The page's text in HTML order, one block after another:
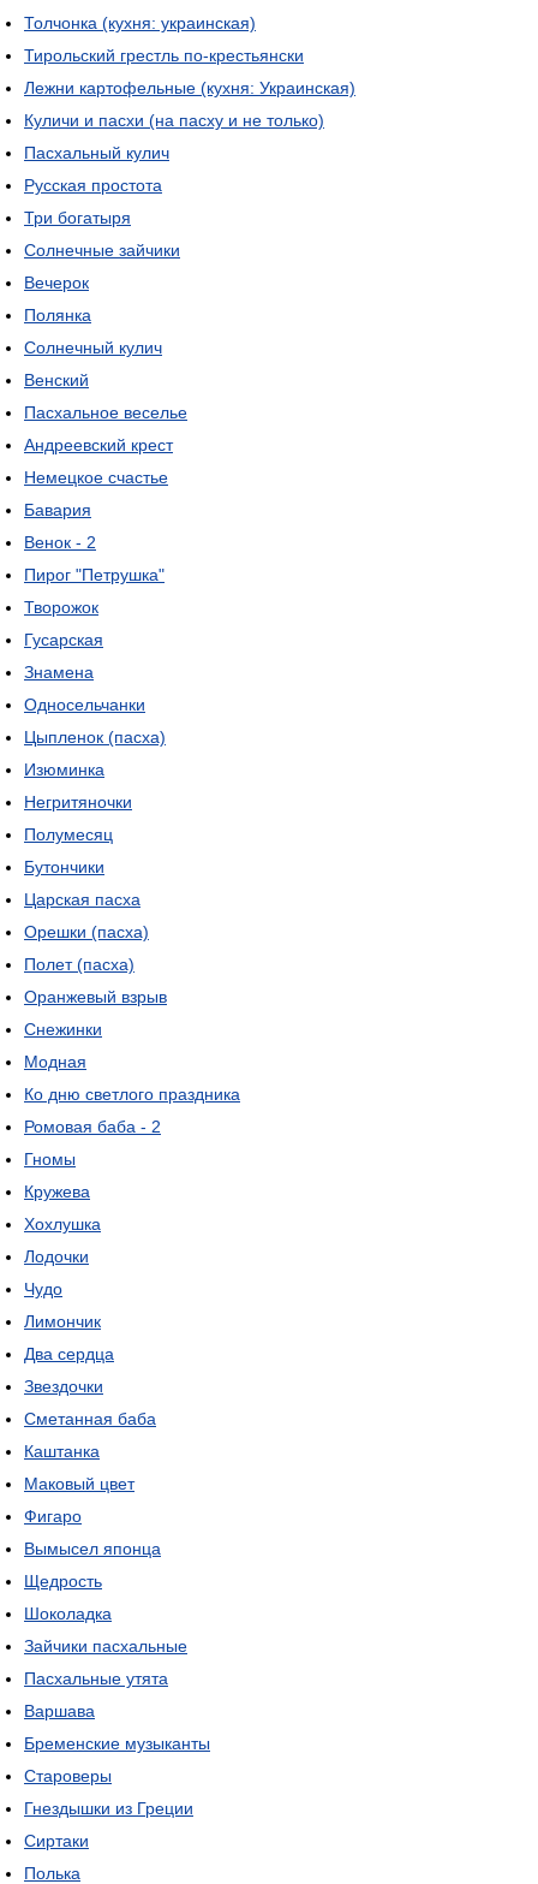
Толчонка (кухня: украинская)
Тирольский грестль по-крестьянски
Лежни картофельные (кухня: Украинская)
Куличи и пасхи (на пасху и не только)
Пасхальный кулич
Русская простота
Три богатыря
Солнечные зайчики
Вечерок
Полянка
Солнечный кулич
Венский
Пасхальное веселье
Андреевский крест
Немецкое счастье
Бавария
Венок - 2
Пирог "Петрушка"
Творожок
Гусарская
Знамена
Односельчанки
Цыпленок (пасха)
Изюминка
Негритяночки
Полумесяц
Бутончики
Царская пасха
Орешки (пасха)
Полет (пасха)
Оранжевый взрыв
Снежинки
Модная
Ко дню светлого праздника
Ромовая баба - 2
Гномы
Кружева
Хохлушка
Лодочки
Чудо
Лимончик
Два сердца
Звездочки
Сметанная баба
Каштанка
Маковый цвет
Фигаро
Вымысел японца
Щедрость
Шоколадка
Зайчики пасхальные
Пасхальные утята
Варшава
Бременские музыканты
Староверы
Гнездышки из Греции
Сиртаки
Полька